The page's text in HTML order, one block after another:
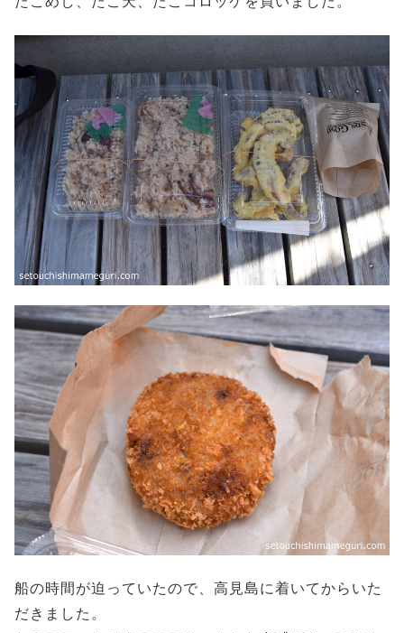
船の時間が迫っていたので、高見島に着いてからいた
だきました。